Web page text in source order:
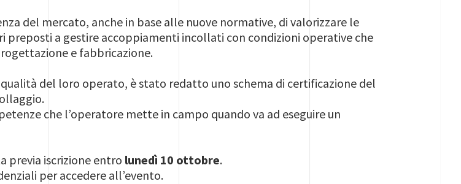
del mercato, anche in base alle nuove normative, di valorizzare le
preposti a gestire accoppiamenti incollati con condizioni operative che
e fabbricazione.
del loro operato, è stato redatto uno schema di certificazione del
che l’operatore mette in campo quando va ad eseguire un
previa iscrizione entro lunedì 10 ottobre.
per accedere all’evento.